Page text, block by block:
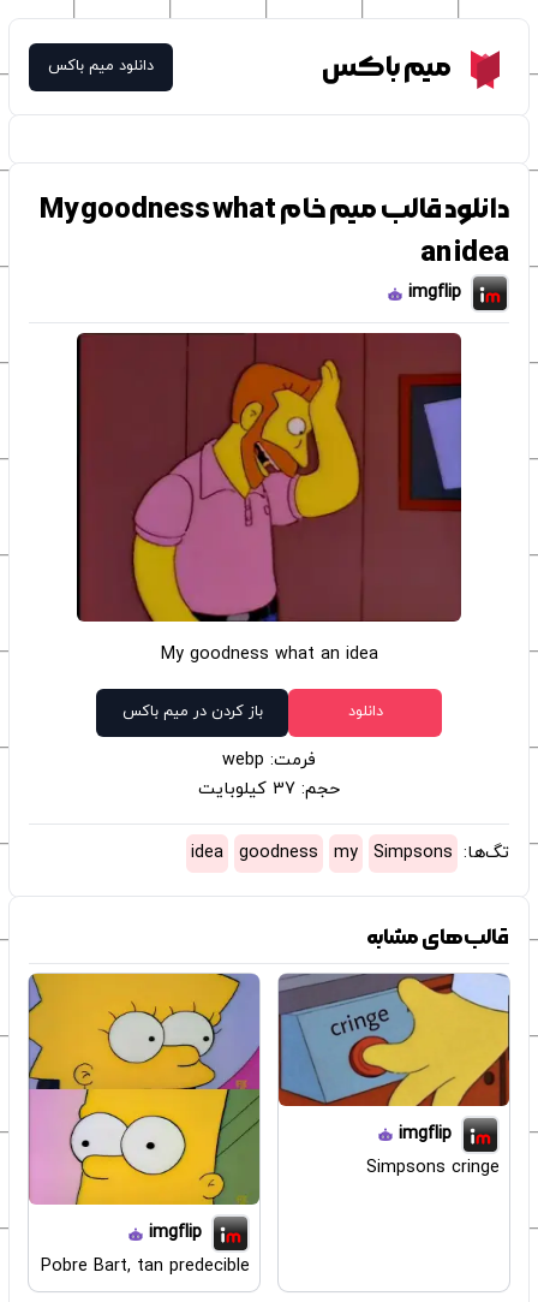
Meme Boxمیم باکس دانلود میم باکس
دانلود قالب میم خام My goodness what
an idea
imgflip
My goodness what an idea
دانلود باز کردن در میم باکس
فرمت: webp
حجم: 37 کیلوبایت
تگ‌ها: Simpsons
my
goodness
idea
قالب‌های مشابه
imgflip
Simpsons cringe
imgflip
Pobre Bart, tan predecible